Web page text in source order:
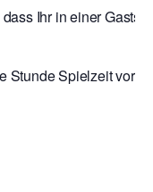
Ihr in einer
Stunde Spielzeit vor